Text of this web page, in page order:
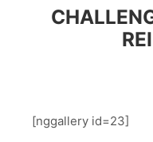
[nggallery id=23]